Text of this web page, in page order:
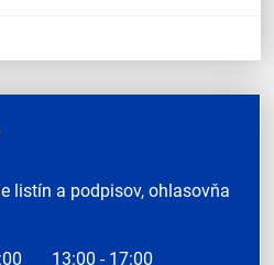
listín a podpisov, ohlasovňa
13:00 - 17:00